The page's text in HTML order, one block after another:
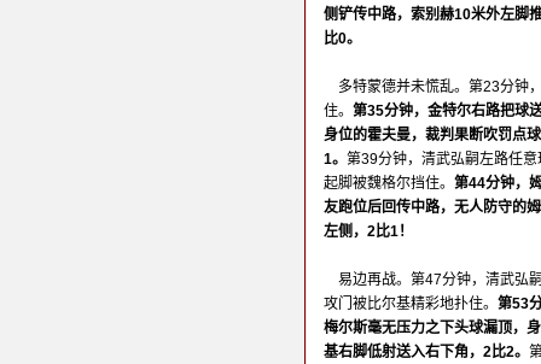
侧铲传中路，索别赫10米外左脚
比0。
多特蒙德并未慌乱。第23分钟
住。 第35分钟，金特尔右路把球
身位的霍夫曼，裁判果断吹罚点
1。 第39分钟，清武弘嗣左路任
起脚被魏格尔挡住。 第44分钟，
友跑位后回传中路，无人防守的
左侧，2比1！
易边再战。第47分钟，清武弘
攻门被比尔基精彩地扑住。 第53
梅尔斯毫无压力之下头球漏顶，
基右脚低射送入右下角，2比2。